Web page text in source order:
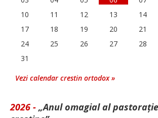
10
11 12 13 14
17
18 19 20 21
24
25 26 27 28
31
Vezi calendar crestin ortodox »
2026 - „Anul omagial al